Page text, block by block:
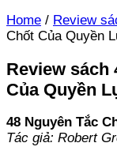
Home / Review
Chốt Của Quyền
Review sách
Của Quyền
48 Nguyên Tắc
Tác giả: Robert